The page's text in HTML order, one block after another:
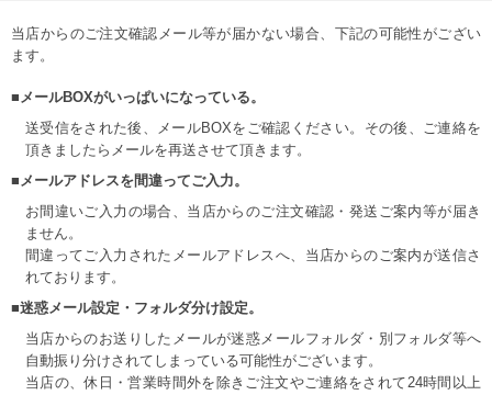
当店からのご注文確認メール等が届かない場合、下記の可能性がござい
ます。
■メールBOXがいっぱいになっている。
送受信をされた後、メールBOXをご確認ください。その後、ご連絡を
頂きましたらメールを再送させて頂きます。
■メールアドレスを間違ってご入力。
お間違いご入力の場合、当店からのご注文確認・発送ご案内等が届き
ません。
間違ってご入力されたメールアドレスへ、当店からのご案内が送信さ
れております。
■迷惑メール設定・フォルダ分け設定。
当店からのお送りしたメールが迷惑メールフォルダ・別フォルダ等へ
自動振り分けされてしまっている可能性がございます。
当店の、休日・営業時間外を除きご注文やご連絡をされて24時間以上